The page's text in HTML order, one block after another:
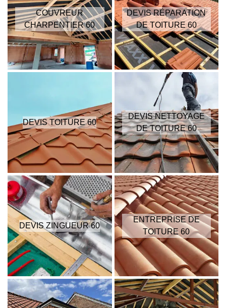
COUVREUR
CHARPENTIER 60
DEVIS RÉPARATION
DE TOITURE 60
DEVIS TOITURE 60
DEVIS NETTOYAGE
DE TOITURE 60
DEVIS ZINGUEUR 60
ENTREPRISE DE
TOITURE 60